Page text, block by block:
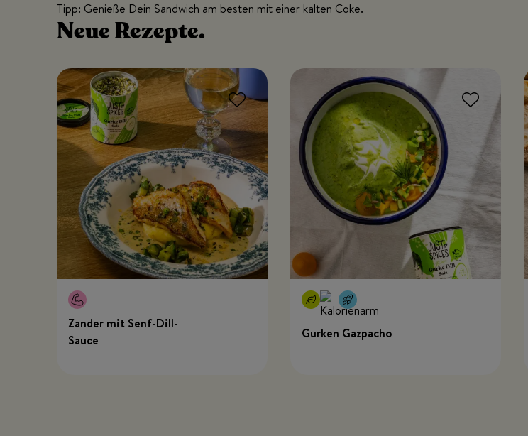
Tipp: Genieße Dein Sandwich am besten mit einer kalten Coke.
NeueRezepte.
Zander mit Senf-Dill-
Sauce
Gurken Gazpacho